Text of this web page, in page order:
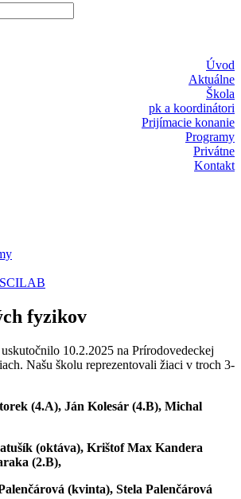
Úvod
Aktuálne
Škola
pk a koordinátori
Prijímacie konanie
Programy
Privátne
Kontakt
fyzikov
10.2.2025 na Prírodovedeckej
Našu školu reprezentovali žiaci v troch 3-
(4.A), Ján Kolesár (4.B), Michal
(oktáva), Krištof Max Kandera
(2.B),
(kvinta), Stela Palenčárová